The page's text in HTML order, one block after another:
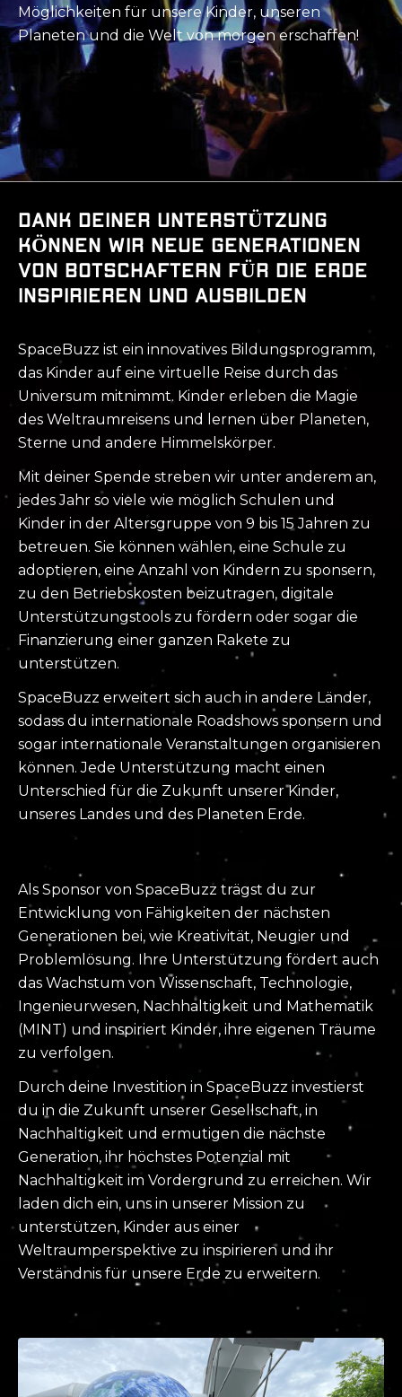
Möglichkeiten für unsere Kinder, unseren
Planeten und die Welt von morgen erschaffen!
DANK DEINER UNTERSTÜTZUNG
KÖNNEN WIR NEUE GENERATIONEN
VON BOTSCHAFTERN FÜR DIE ERDE
INSPIRIEREN UND AUSBILDEN
SpaceBuzz ist ein innovatives Bildungsprogramm,
das Kinder auf eine virtuelle Reise durch das
Universum mitnimmt. Kinder erleben die Magie
des Weltraumreisens und lernen über Planeten,
Sterne und andere Himmelskörper.
Mit deiner Spende streben wir unter anderem an,
jedes Jahr so viele wie möglich Schulen und
Kinder in der Altersgruppe von 9 bis 15 Jahren zu
betreuen. Sie können wählen, eine Schule zu
adoptieren, eine Anzahl von Kindern zu sponsern,
zu den Betriebskosten beizutragen, digitale
Unterstützungstools zu fördern oder sogar die
Finanzierung einer ganzen Rakete zu
unterstützen.
SpaceBuzz erweitert sich auch in andere Länder,
sodass du internationale Roadshows sponsern und
sogar internationale Veranstaltungen organisieren
können. Jede Unterstützung macht einen
Unterschied für die Zukunft unserer Kinder,
unseres Landes und des Planeten Erde.
Als Sponsor von SpaceBuzz trägst du zur
Entwicklung von Fähigkeiten der nächsten
Generationen bei, wie Kreativität, Neugier und
Problemlösung. Ihre Unterstützung fördert auch
das Wachstum von Wissenschaft, Technologie,
Ingenieurwesen, Nachhaltigkeit und Mathematik
(MINT) und inspiriert Kinder, ihre eigenen Träume
zu verfolgen.
Durch deine Investition in SpaceBuzz investierst
du in die Zukunft unserer Gesellschaft, in
Nachhaltigkeit und ermutigen die nächste
Generation, ihr höchstes Potenzial mit
Nachhaltigkeit im Vordergrund zu erreichen. Wir
laden dich ein, uns in unserer Mission zu
unterstützen, Kinder aus einer
Weltraumperspektive zu inspirieren und ihr
Verständnis für unsere Erde zu erweitern.